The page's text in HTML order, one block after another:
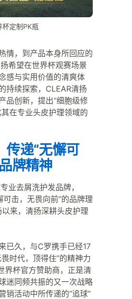
杯定制PK瓶
情，到产品本身所回应的
希望在世界杯观赛场景
感与实用价值的清爽体
持续探索，CLEAR清扬
品创新，提出“细胞级修
在专业头皮护理领域的
传递“无懈可
牌精神
业去屑洗护发品牌，
可击，无畏向前”的品牌理
来，清扬深耕头皮护理
已久，与C罗携手已经17
时代，顶得住”的精神力
界杯官方赞助商，正是清
迷同频共振的又一次战略
销活动中所传递的“追球”